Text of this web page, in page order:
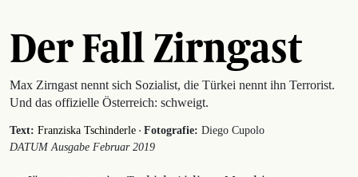
Der Fall Zirngast
Max Zirngast nennt sich Sozialist, die Türkei nennt ihn Terrorist.
Und das offizielle Österreich: schweigt.
Text: Franziska Tschinderle · Fotografie: Diego Cupolo
DATUM Ausgabe Februar 2019